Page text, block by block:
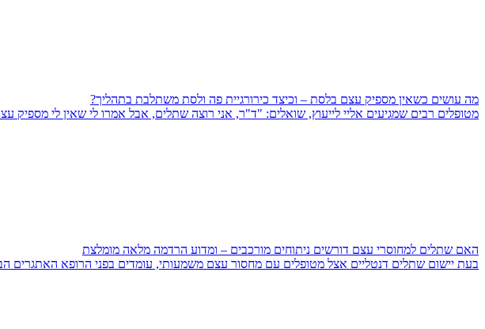
מה עושים כשאין מספיק עצם בלסת – וכיצד כירורגיית פה ולסת משתלבת בתהליך?
מטופלים רבים שמגיעים אליי לייעוץ, שואלים: "ד"ר, אני רוצה שתלים, אבל אמרו לי שאין לי
האם שתלים למחוסרי עצם דורשים ניתוחים מורכבים – ומדוע הרדמה מלאה מומלצת
בעת יישום שתלים דנטליים אצל מטופלים עם מחסור עצם משמעותי, עומדים בפני הרופא האתגרים